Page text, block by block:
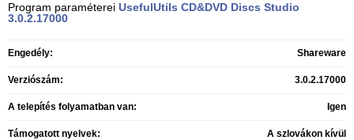
Program paraméterei UsefulUtils CD&DVD Discs Studio
3.0.2.17000
Engedély: Shareware
Verziószám: 3.0.2.17000
A telepítés folyamatban van: Igen
Támogatott nyelvek: A szlovákon kívül